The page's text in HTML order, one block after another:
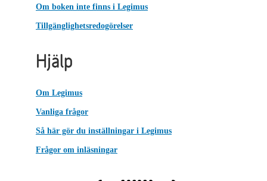
Om boken inte finns i Legimus
Tillgänglighetsredogörelser
Hjälp
Om Legimus
Vanliga frågor
Så här gör du inställningar i Legimus
Frågor om inläsningar